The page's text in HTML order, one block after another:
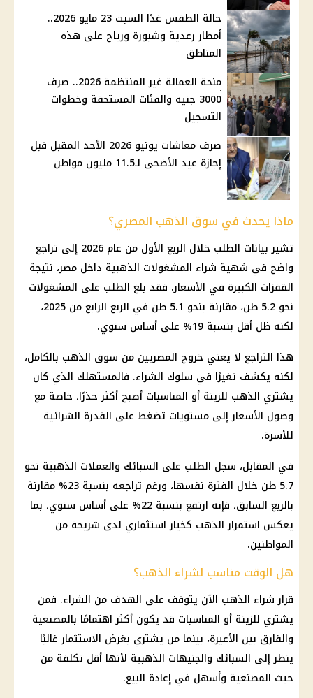
حالة الطقس غدًا السبت 23 مايو 2026..
أمطار رعدية وشبورة ورياح على هذه
المناطق
منحة العمالة غير المنتظمة 2026.. صرف
3000 جنيه والفئات المستحقة وخطوات
التسجيل
صرف معاشات يونيو 2026 الأحد المقبل قبل
إجازة عيد الأضحى لـ11.5 مليون مواطن
ماذا يحدث في سوق الذهب المصري؟
تشير بيانات الطلب خلال الربع الأول من عام 2026
إلى تراجع
واضح في شهية شراء المشغولات الذهبية داخل مصر، نتيجة
القفزات الكبيرة في الأسعار. فقد بلغ الطلب على المشغولات
نحو 5.2 طن، مقارنة بنحو 5.1 طن في الربع الرابع من 2025،
لكنه ظل أقل بنسبة 19% على أساس سنوي.
هذا التراجع لا يعني خروج المصريين من سوق الذهب بالكامل،
لكنه يكشف تغيرًا في سلوك الشراء. فالمستهلك الذي كان
يشتري الذهب للزينة أو المناسبات أصبح أكثر حذرًا، خاصة مع
وصول الأسعارإلى مستويات تضغط على القدرة الشرائية
للأسرة.
في المقابل، سجل الطلب على السبائك والعملات الذهبية نحو
5.7 طن خلال الفترة نفسها، ورغم تراجعه بنسبة 23% مقارنة
بالربع السابق، فإنه ارتفع بنسبة 22% على أساس سنوي، بما
يعكس استمرارالذهب كخيار استثماري لدى شريحة من
المواطنين.
هل الوقت مناسب لشراء الذهب؟
قرار شراء الذهب الآن يتوقف على الهدف من الشراء. فمن
يشتري للزينة أو المناسبات قد يكون أكثر اهتمامًا بالمصنعية
والفارق بين الأعيرة، بينما من يشتري بغرض الاستثمارغالبًا
ينظر إلى السبائك والجنيهات الذهبية لأنها أقل تكلفة من
حيث المصنعية وأسهل في إعادة البيع.